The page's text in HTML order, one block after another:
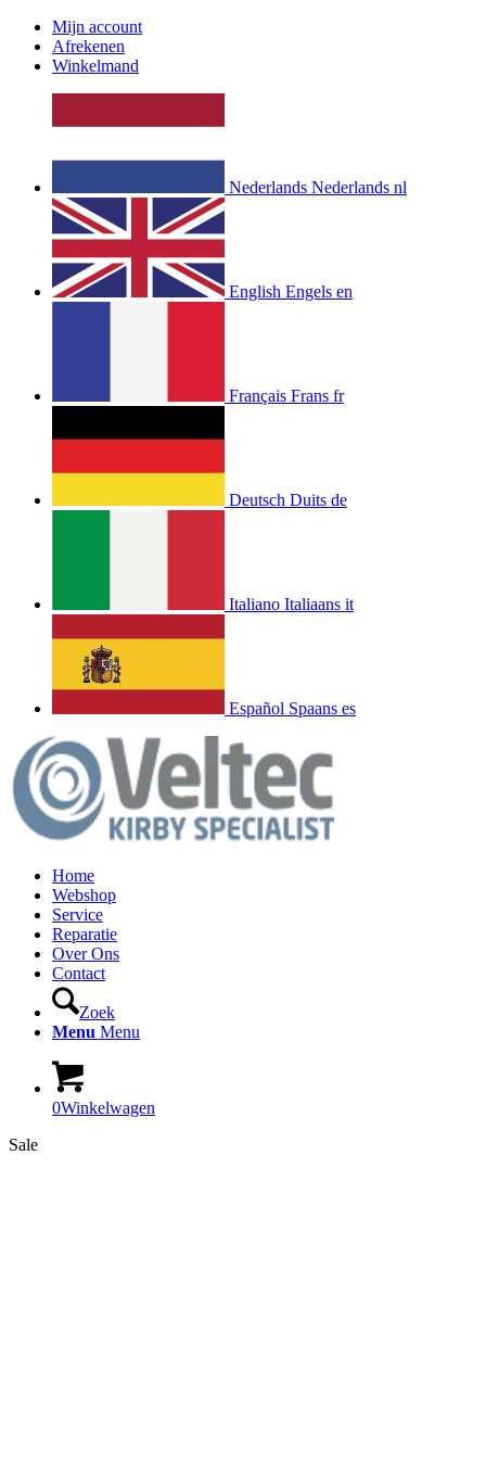
Mijn account
Afrekenen
Winkelmand
Nederlands Nederlands nl
English Engels en
Français Frans fr
Deutsch Duits de
Italiano Italiaans it
Español Spaans es
Home
Webshop
Service
Reparatie
Over Ons
Contact
Zoek
Menu Menu
0Winkelwagen
Sale